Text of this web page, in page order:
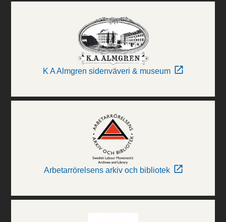
K A Almgren sidenväveri & museum
Arbetarrörelsens arkiv och bibliotek